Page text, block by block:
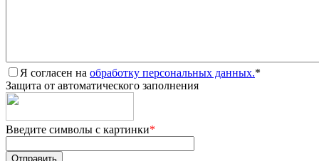
Я согласен на обработку персональных данных.*
Защита от автоматического заполнения
Введите символы с картинки*